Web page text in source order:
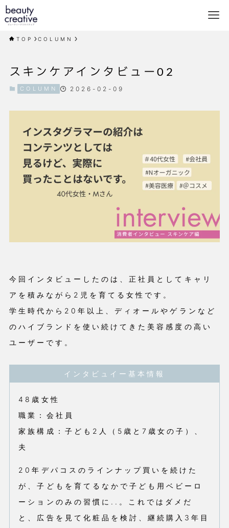
TOP COLUMN
スキンケアインタビュー02
COLUMN 2026-02-09
今回インタビューしたのは、正社員としてキャリ
アを積みながら2児を育てる女性です。
学生時代から20年以上、ディオールやゲランなど
のハイブランドを使い続けてきた美容感度の高い
ユーザーです。
インタビュイー基本情報
48歳女性
職業：会社員
家族構成：子ども2人（5歳と7歳女の子）、
夫
20年デパコスのラインナップ買いを続けた
が、子どもを育てるなかで子ども用ベビーロ
ーションのみの習慣に..。これではダメだ
と、広告を見て化粧品を検討、継続購入3年目